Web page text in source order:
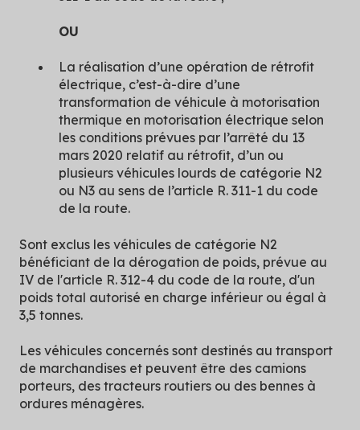
OU
La réalisation d’une opération de rétrofit
électrique, c’est-à-dire d’une
transformation de véhicule à motorisation
thermique en motorisation électrique selon
les conditions prévues par l’arrêté du 13
mars 2020 relatif au rétrofit, d’un ou
plusieurs véhicules lourds de catégorie N2
ou N3 au sens de l’article R. 311-1 du code
de la route.
Sont exclus les véhicules de catégorie N2
bénéficiant de la dérogation de poids, prévue au
IV de l'article R. 312-4 du code de la route, d'un
poids total autorisé en charge inférieur ou égal à
3,5 tonnes.
Les véhicules concernés sont destinés au transport
de marchandises et peuvent être des camions
porteurs, des tracteurs routiers ou des bennes à
ordures ménagères.